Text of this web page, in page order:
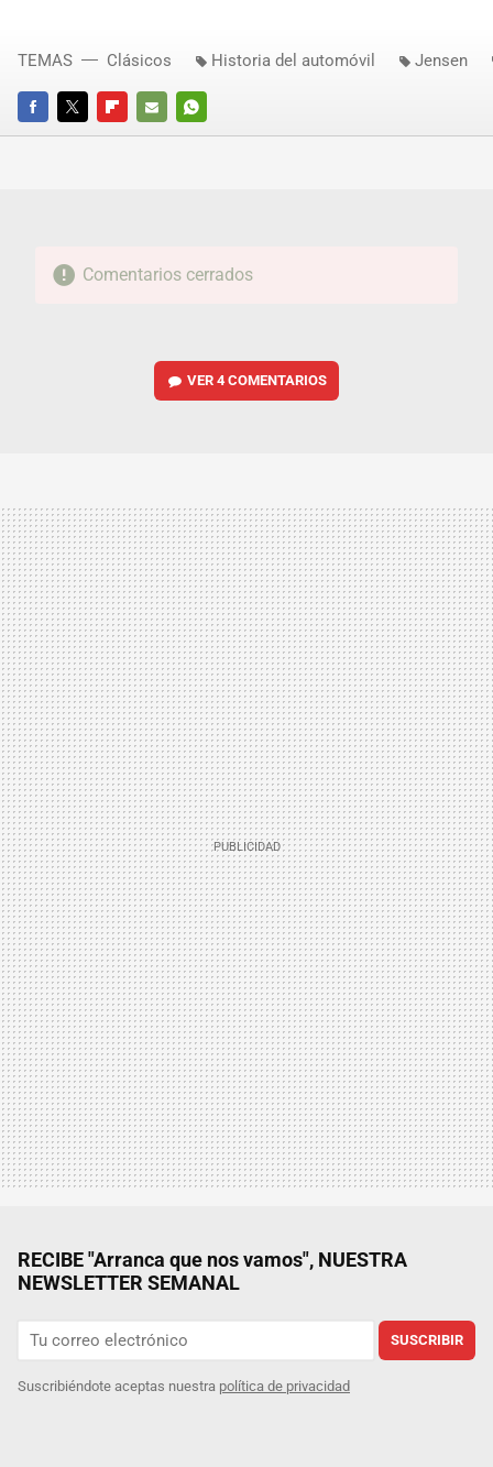
FACEBOOKTWITTERFLIPBOARD
E-
WHATSAPP
TEMAS Clásicos Historia del automóvil Jensen
Comentarios cerrados
VER4 COMENTARIOS
RECIBE "Arranca que nos vamos", NUESTRA
NEWSLETTER SEMANAL
SUSCRIBIR
Suscribiéndote aceptas nuestra política de privacidad